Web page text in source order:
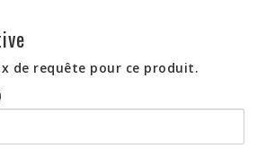
de requête pour ce produit.